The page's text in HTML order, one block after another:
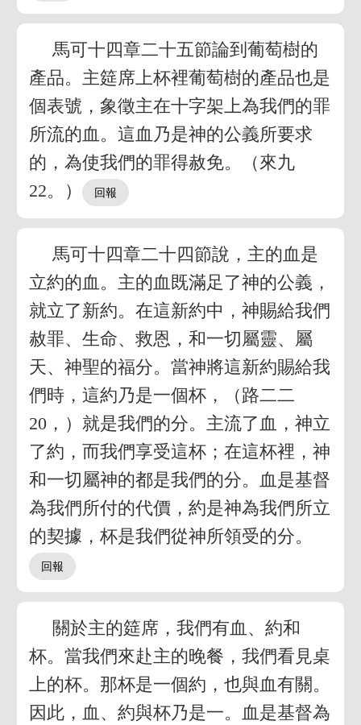
馬可十四章二十五節論到葡萄樹的
產品。主筵席上杯裡葡萄樹的產品也是
個表號，象徵主在十字架上為我們的罪
所流的血。這血乃是神的公義所要求
的，為使我們的罪得赦免。（來九
22。）
馬可十四章二十四節說，主的血是
立約的血。主的血既滿足了神的公義，
就立了新約。在這新約中，神賜給我們
赦罪、生命、救恩，和一切屬靈、屬
天、神聖的福分。當神將這新約賜給我
們時，這約乃是一個杯，（路二二
20，）就是我們的分。主流了血，神立
了約，而我們享受這杯；在這杯裡，神
和一切屬神的都是我們的分。血是基督
為我們所付的代價，約是神為我們所立
的契據，杯是我們從神所領受的分。
關於主的筵席，我們有血、約和
杯。當我們來赴主的晚餐，我們看見桌
上的杯。那杯是一個約，也與血有關。
因此，血、約與杯乃是一。血是基督為